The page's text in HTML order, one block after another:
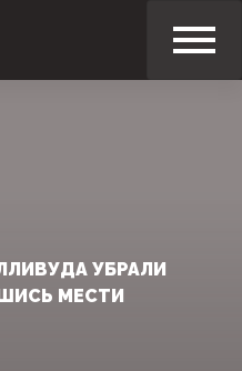
УБРАЛИ
МЕСТИ